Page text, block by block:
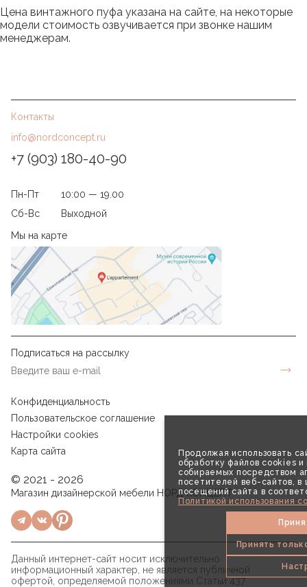
Продолжая использовать
обработку файлов cookies и
собираемых посредством
посетителей веб-сайтов, в
посещений сайта в
Политикой использования
Принять
Цена винтажного пуфа указана на сайте, на некоторые
модели стоимость озвучивается при звонке нашим
менеджерам.
Контакты
info@nordconcept.ru
+7 (903) 180-40-90
Пн-Пт
10:00 — 19.00
Сб-Вс
Выходной
Мы на карте
Подписаться на рассылку
Конфиденциальность
Пользовательское соглашение
Настройки cookies
Карта сайта
© 2021 - 2026
Магазин дизайнерской мебели НОРД КОНЦЕПТ
Данный интернет-сайт носит исключительно
информационный характер, не является публичной
офертой, определяемой положениями Статьи 437